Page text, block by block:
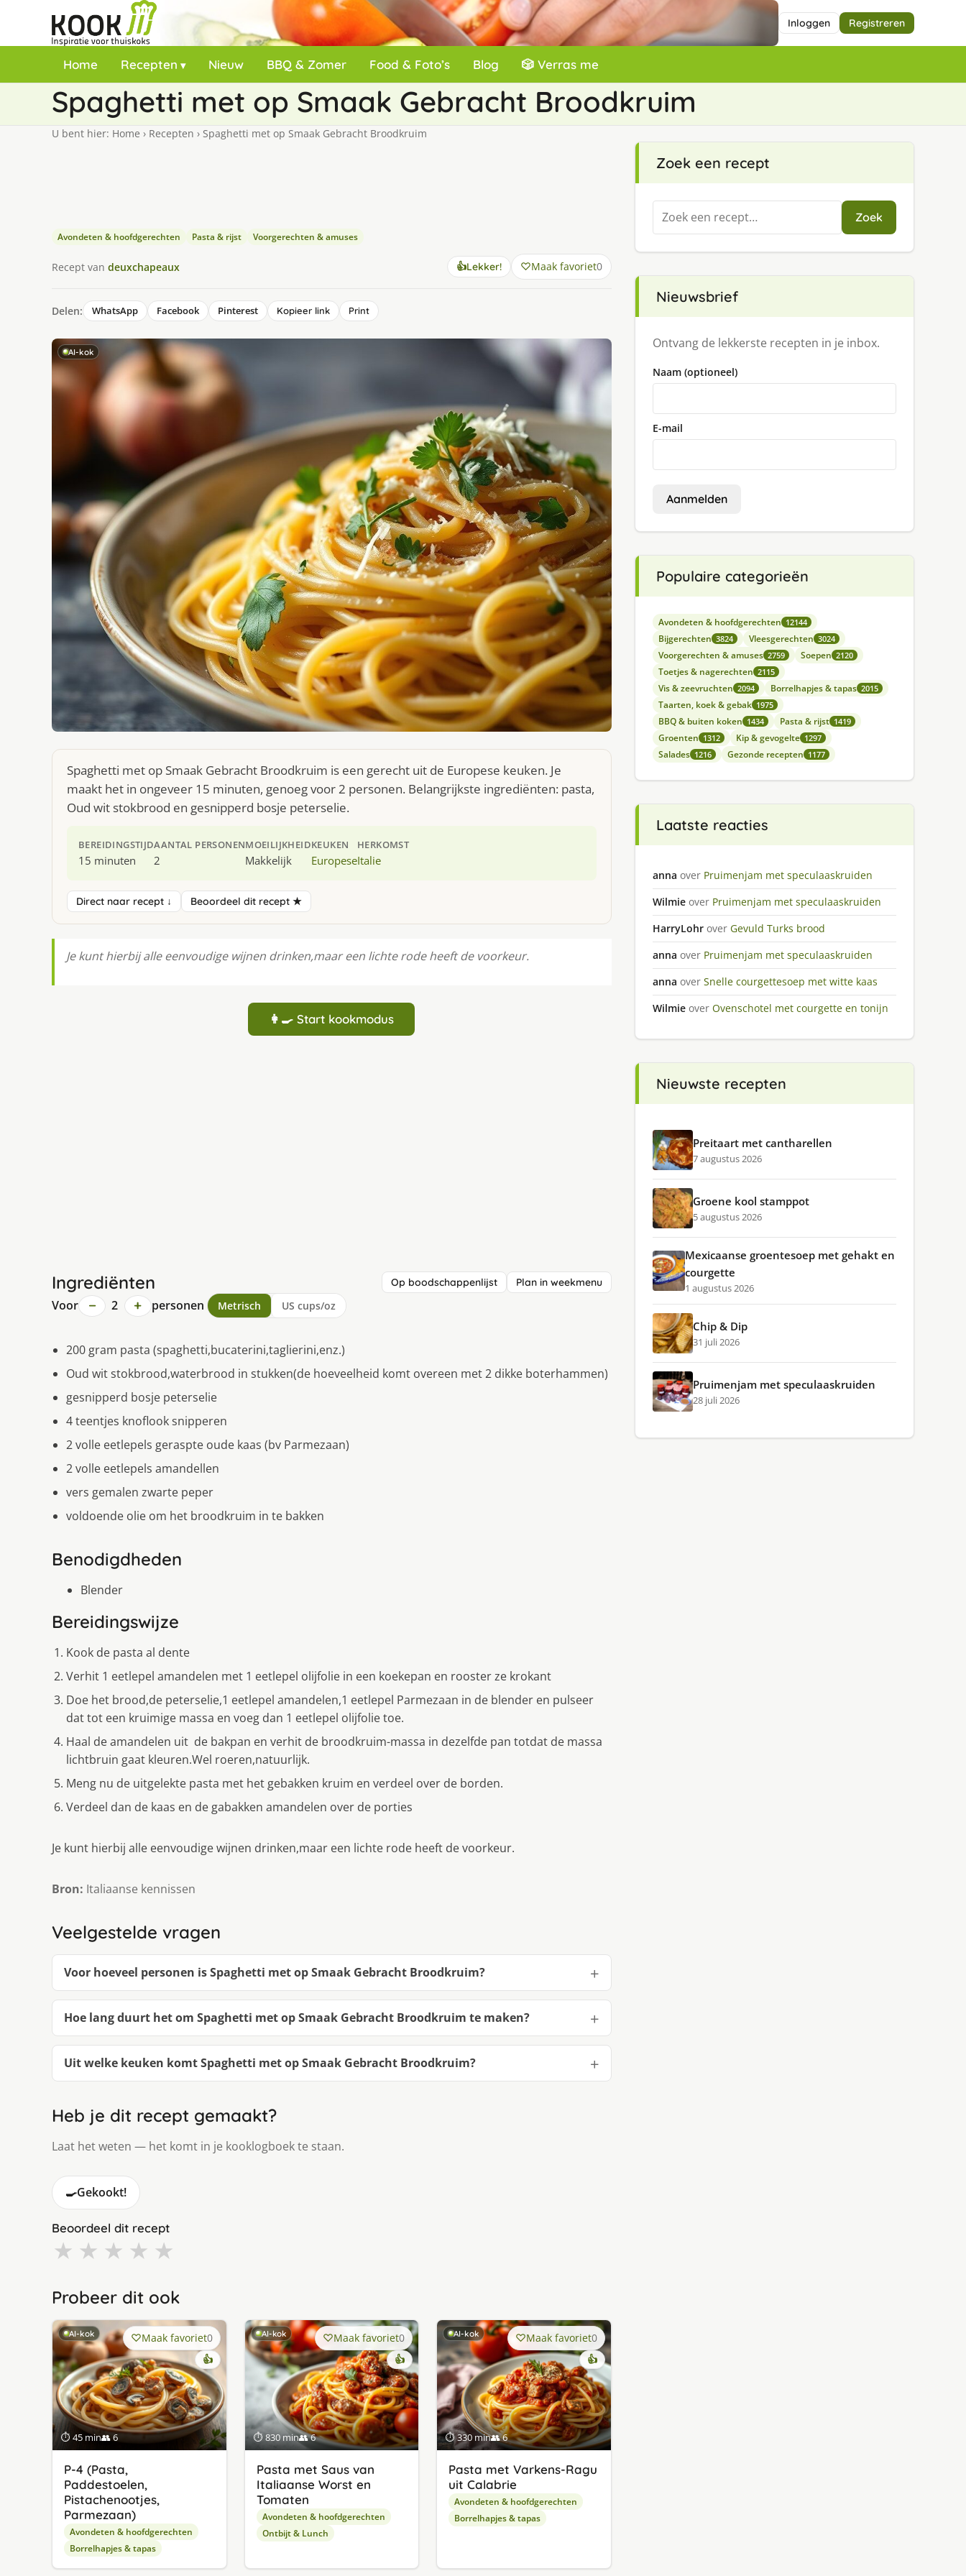
Inloggen Registreren
Home Recepten Nieuw BBQ & Zomer Food & Foto’s Blog 🎲 Verras me
Spaghetti met op Smaak Gebracht Broodkruim
U bent hier: Home › Recepten › Spaghetti met op Smaak Gebracht Broodkruim
Avondeten & hoofdgerechten Pasta & rijst Voorgerechten & amuses
Recept van deuxchapeaux 👍Lekker! Maak favoriet0
Delen: WhatsApp Facebook Pinterest Kopieer link Print
AI-kok
Spaghetti met op Smaak Gebracht Broodkruim is een gerecht uit de Europese keuken. Je
maakt het in ongeveer 15 minuten, genoeg voor 2 personen. Belangrijkste ingrediënten: pasta,
Oud wit stokbrood en gesnipperd bosje peterselie.
BEREIDINGSTIJD
15 minuten
AANTAL PERSONEN
2
MOEILIJKHEID
Makkelijk
KEUKEN
Europese
HERKOMST
Italie
Direct naar recept ↓ Beoordeel dit recept ★
Je kunt hierbij alle eenvoudige wijnen drinken,maar een lichte rode heeft de voorkeur.
👩‍🍳 Start kookmodus
Ingrediënten Op boodschappenlijst Plan in weekmenu
Voor − 2 + personen Metrisch US cups/oz
200 gram pasta (spaghetti,bucaterini,taglierini,enz.)
Oud wit stokbrood,waterbrood in stukken(de hoeveelheid komt overeen met 2 dikke boterhammen)
gesnipperd bosje peterselie
4 teentjes knoflook snipperen
2 volle eetlepels geraspte oude kaas (bv Parmezaan)
2 volle eetlepels amandellen
vers gemalen zwarte peper
voldoende olie om het broodkruim in te bakken
Benodigdheden
Blender
Bereidingswijze
Kook de pasta al dente
Verhit 1 eetlepel amandelen met 1 eetlepel olijfolie in een koekepan en rooster ze krokant
Doe het brood,de peterselie,1 eetlepel amandelen,1 eetlepel Parmezaan in de blender en pulseer
dat tot een kruimige massa en voeg dan 1 eetlepel olijfolie toe.
Haal de amandelen uit de bakpan en verhit de broodkruim-massa in dezelfde pan totdat de massa
lichtbruin gaat kleuren.Wel roeren,natuurlijk.
Meng nu de uitgelekte pasta met het gebakken kruim en verdeel over de borden.
Verdeel dan de kaas en de gabakken amandelen over de porties
Je kunt hierbij alle eenvoudige wijnen drinken,maar een lichte rode heeft de voorkeur.
Bron: Italiaanse kennissen
Veelgestelde vragen
Voor hoeveel personen is Spaghetti met op Smaak Gebracht Broodkruim?
Hoe lang duurt het om Spaghetti met op Smaak Gebracht Broodkruim te maken?
Uit welke keuken komt Spaghetti met op Smaak Gebracht Broodkruim?
Heb je dit recept gemaakt?
Laat het weten — het komt in je kooklogboek te staan.
🍳Gekookt!
Beoordeel dit recept
★ ★ ★ ★ ★
Probeer dit ook
AI-kok
⏱ 45 min👥 6
Maak favoriet0
👍
P-4 (Pasta,
Paddestoelen,
Pistachenootjes,
Parmezaan)
Avondeten & hoofdgerechten
Borrelhapjes & tapas
AI-kok
⏱ 830 min👥 6
Maak favoriet0
👍
Pasta met Saus van
Italiaanse Worst en
Tomaten
Avondeten & hoofdgerechten
Ontbijt & Lunch
AI-kok
⏱ 330 min👥 6
Maak favoriet0
👍
Pasta met Varkens-Ragu
uit Calabrie
Avondeten & hoofdgerechten
Borrelhapjes & tapas
Zoek een recept
Zoeken
naar:
Zoek
Nieuwsbrief
Ontvang de lekkerste recepten in je inbox.
Naam (optioneel)
E-mail
Aanmelden
Populaire categorieën
Avondeten & hoofdgerechten 12144
Bijgerechten 3824 Vleesgerechten 3024
Voorgerechten & amuses 2759 Soepen 2120
Toetjes & nagerechten 2115
Vis & zeevruchten 2094 Borrelhapjes & tapas 2015
Taarten, koek & gebak 1975
BBQ & buiten koken 1434 Pasta & rijst 1419
Groenten 1312 Kip & gevogelte 1297
Salades 1216 Gezonde recepten 1177
Laatste reacties
anna over Pruimenjam met speculaaskruiden
Wilmie over Pruimenjam met speculaaskruiden
HarryLohr over Gevuld Turks brood
anna over Pruimenjam met speculaaskruiden
anna over Snelle courgettesoep met witte kaas
Wilmie over Ovenschotel met courgette en tonijn
Nieuwste recepten
Preitaart met cantharellen
7 augustus 2026
Groene kool stamppot
5 augustus 2026
Mexicaanse groentesoep met gehakt en
courgette
1 augustus 2026
Chip & Dip
31 juli 2026
Pruimenjam met speculaaskruiden
28 juli 2026